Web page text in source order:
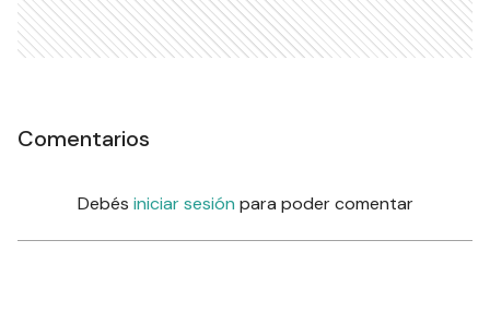
Comentarios
Debés iniciar sesión para poder comentar